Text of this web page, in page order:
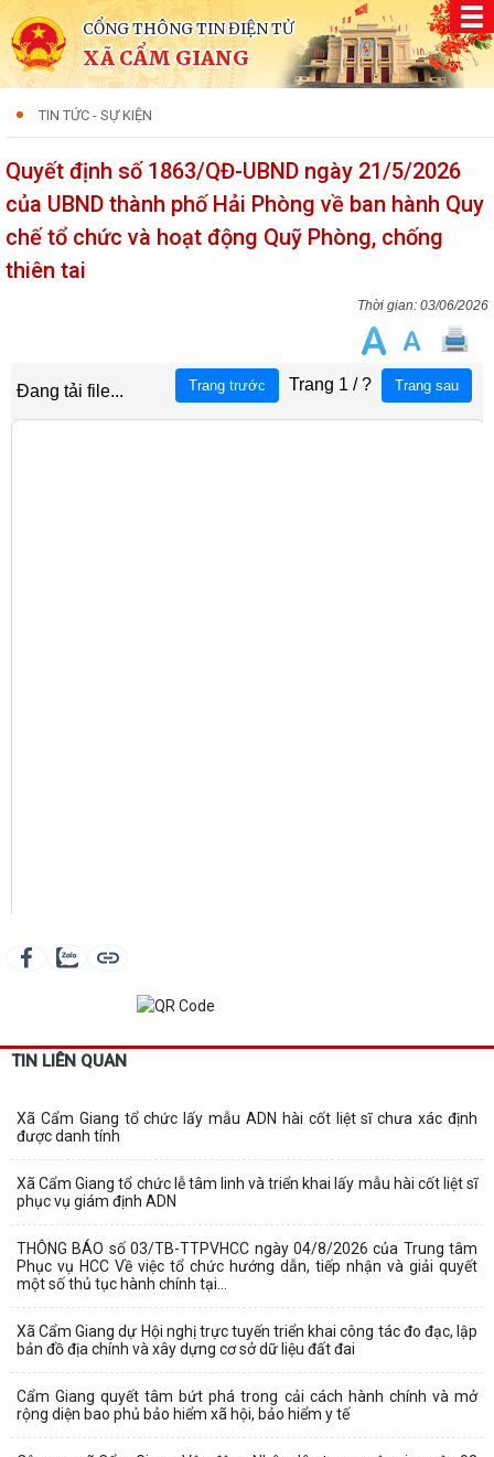
CỔNG THÔNG TIN ĐIỆN TỬ
XÃ CẨM GIANG
TIN TỨC - SỰ KIỆN
Quyết định số 1863/QĐ-UBND ngày 21/5/2026
của UBND thành phố Hải Phòng về ban hành Quy
chế tổ chức và hoạt động Quỹ Phòng, chống
thiên tai
03/06/2026
TIN LIÊN QUAN
Xã Cẩm Giang tổ chức lấy mẫu ADN hài cốt liệt sĩ chưa xác định
được danh tính
Xã Cẩm Giang tổ chức lễ tâm linh và triển khai lấy mẫu hài cốt liệt sĩ
phục vụ giám định ADN
THÔNG BÁO số 03/TB-TTPVHCC ngày 04/8/2026 của Trung tâm
Phục vụ HCC Về việc tổ chức hướng dẫn, tiếp nhận và giải quyết
một số thủ tục hành chính tại...
Xã Cẩm Giang dự Hội nghị trực tuyến triển khai công tác đo đạc, lập
bản đồ địa chính và xây dựng cơ sở dữ liệu đất đai
Cẩm Giang quyết tâm bứt phá trong cải cách hành chính và mở
rộng diện bao phủ bảo hiểm xã hội, bảo hiểm y tế